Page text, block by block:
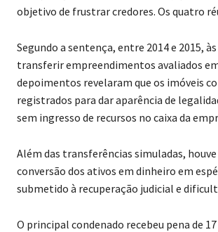
objetivo de frustrar credores. Os quatro
Segundo a sentença, entre 2014 e 2015,
transferir empreendimentos avaliados
depoimentos revelaram que os imóveis
registrados para dar aparência de
sem ingresso de recursos no caixa da
Além das transferências simuladas,
conversão dos ativos em dinheiro em
submetido à recuperação judicial e
O principal condenado recebeu pena de